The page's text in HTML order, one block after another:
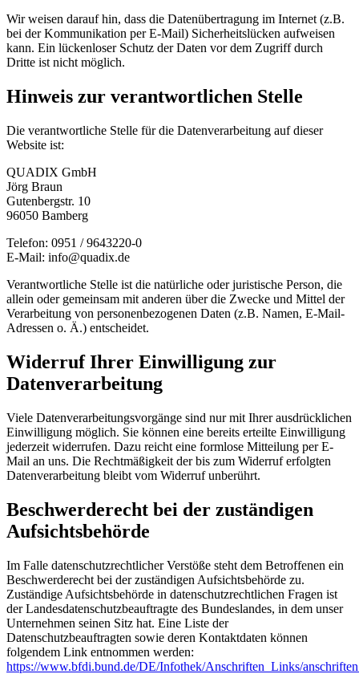
Wir weisen darauf hin, dass die Datenübertragung im Internet (z.B.
bei der Kommunikation per E-Mail) Sicherheitslücken aufweisen
kann. Ein lückenloser Schutz der Daten vor dem Zugriff durch
Dritte ist nicht möglich.
Hinweis zur verantwortlichen Stelle
Die verantwortliche Stelle für die Datenverarbeitung auf dieser
Website ist:
QUADIX GmbH
Jörg Braun
Gutenbergstr. 10
96050 Bamberg
Telefon: 0951 / 9643220-0
E-Mail: info@quadix.de
Verantwortliche Stelle ist die natürliche oder juristische Person, die
allein oder gemeinsam mit anderen über die Zwecke und Mittel der
Verarbeitung von personenbezogenen Daten (z.B. Namen, E-Mail-
Adressen o. Ä.) entscheidet.
Widerruf Ihrer Einwilligung zur
Datenverarbeitung
Viele Datenverarbeitungsvorgänge sind nur mit Ihrer ausdrücklichen
Einwilligung möglich. Sie können eine bereits erteilte Einwilligung
jederzeit widerrufen. Dazu reicht eine formlose Mitteilung per E-
Mail an uns. Die Rechtmäßigkeit der bis zum Widerruf erfolgten
Datenverarbeitung bleibt vom Widerruf unberührt.
Beschwerderecht bei der zuständigen
Aufsichtsbehörde
Im Falle datenschutzrechtlicher Verstöße steht dem Betroffenen ein
Beschwerderecht bei der zuständigen Aufsichtsbehörde zu.
Zuständige Aufsichtsbehörde in datenschutzrechtlichen Fragen ist
der Landesdatenschutzbeauftragte des Bundeslandes, in dem unser
Unternehmen seinen Sitz hat. Eine Liste der
Datenschutzbeauftragten sowie deren Kontaktdaten können
folgendem Link entnommen werden:
https://www.bfdi.bund.de/DE/Infothek/Anschriften_Links/